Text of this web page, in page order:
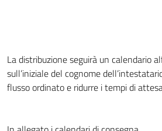
La distribuzione seguirà un calendario
sull’iniziale del cognome
flusso ordinato e ridurre i tempi di